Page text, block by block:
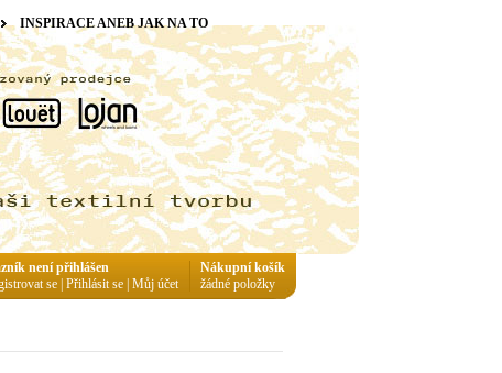
INSPIRACE ANEB JAK NA TO
Nákupní košík
žádné položky
není přihlášen
se Přihlásit se Můj účet